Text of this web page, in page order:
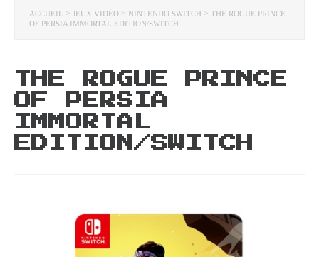
ACCUEIL > JEUX VIDÉO > NINTENDO SWITCH > THE ROGUE PRINCE
OF PERSIA IMMORTAL EDITION/SWITCH
THE ROGUE PRINCE
OF PERSIA
IMMORTAL
EDITION/SWITCH